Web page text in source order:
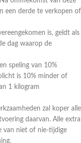
een derde te verkopen of
is, geldt als
dag waarop de
speling van 10%
is 10% minder of
1 kilogram
zal koper alle
daarvan. Alle extra
van niet of nie-tijdige